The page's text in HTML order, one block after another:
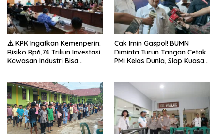
⚠ KPK Ingatkan Kemenperin:
Risiko Rp6,74 Triliun Investasi
Kawasan Industri Bisa
Cak Imin Gaspol! BUMN
Diminta Turun Tangan Cetak
PMI Kelas Dunia, Siap Kuasai